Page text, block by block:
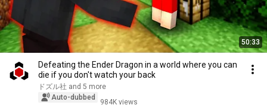
50:33
Defeating the Ender Dragon in a world where you can
die if you don't watch your back
ドズル社 and 5 more
Auto-dubbed
984K views